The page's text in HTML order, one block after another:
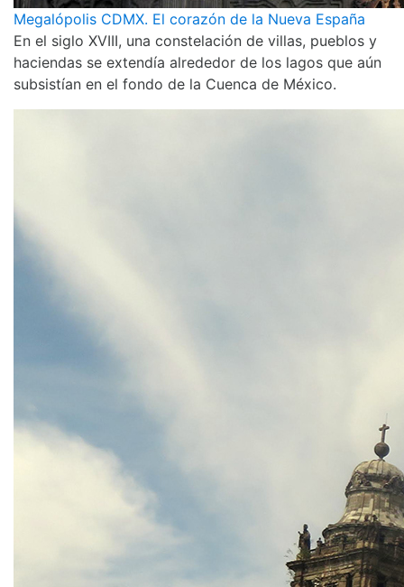
Megalópolis CDMX. El corazón de la Nueva España
En el siglo XVIII, una constelación de villas, pueblos y
haciendas se extendía alrededor de los lagos que aún
subsistían en el fondo de la Cuenca de México.